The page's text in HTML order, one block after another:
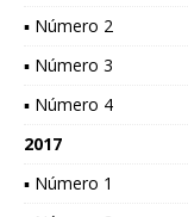
▪ Número 2
▪ Número 3
▪ Número 4
2017
▪ Número 1